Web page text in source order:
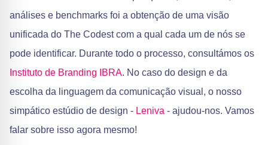
análises e benchmarks foi a obtenção de uma visão
unificada do The Codest com a qual cada um de nós se
pode identificar. Durante todo o processo, consultámos os
Instituto de Branding IBRA. No caso do design e da
escolha da linguagem da comunicação visual, o nosso
simpático estúdio de design - Leniva - ajudou-nos. Vamos
falar sobre isso agora mesmo!